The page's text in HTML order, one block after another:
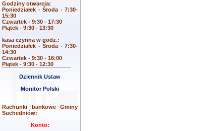
Godziny otwarcia:
Poniedziałek - Środa - 7:30-
15:30
Czwartek - 9:30 - 17:30
Piątek - 9:30 - 13:30
kasa czynna w godz.:
Poniedziałek - Środa - 7:30-
14:30
Czwartek - 9:30 - 16:00
Piątek - 9:30 - 12:30
Dziennik Ustaw
Monitor Polski
Rachunki bankowe Gminy
Suchedniów:
Konto: